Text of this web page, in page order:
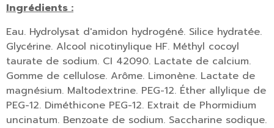
Ingrédients :
Eau. Hydrolysat d'amidon hydrogéné. Silice hydratée.
Glycérine. Alcool nicotinylique HF. Méthyl cocoyl
taurate de sodium. CI 42090. Lactate de calcium.
Gomme de cellulose. Arôme. Limonène. Lactate de
magnésium. Maltodextrine. PEG-12. Éther allylique de
PEG-12. Diméthicone PEG-12. Extrait de Phormidium
uncinatum. Benzoate de sodium. Saccharine sodique.